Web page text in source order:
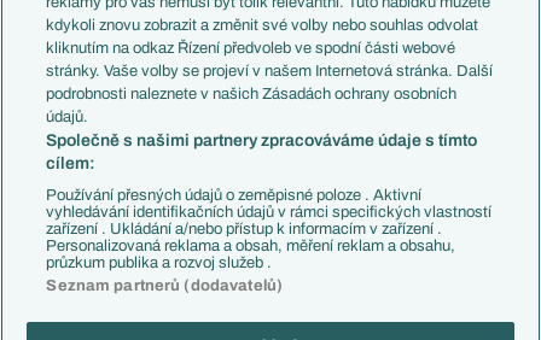
Zranění
Kluby
Arsenal FC
Chelsea FC
Manchester United
AC Milán
Juventus FC
Bayern Mnichov
FC Barcelona
Real Madrid
Přestupy
Zápasy
Livescore
Tipovací soutěž
kdykoli znovu zobrazit a změnit své volby nebo souhlas odvolat
kliknutím na odkaz Řízení předvoleb ve spodní části webové
stránky. Vaše volby se projeví v našem Internetová stránka. Další
podrobnosti naleznete v našich Zásadách ochrany osobních
údajů.
Společně s našimi partnery zpracováváme údaje s tímto
cílem:
Používání přesných údajů o zeměpisné poloze . Aktivní
vyhledávání identifikačních údajů v rámci specifických vlastností
zařízení . Ukládání a/nebo přístup k informacím v zařízení .
Personalizovaná reklama a obsah, měření reklam a obsahu,
průzkum publika a rozvoj služeb .
Seznam partnerů (dodavatelů)